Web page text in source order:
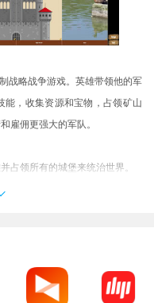
略战争游戏。英雄带领他的军
，收集资源和宝物，占领矿山
雇佣更强大的军队。
领所有的城堡来统治世界。
。 在每周开始时，军队住所
宝石，水晶，硫磺和水银等资
生产，要求英雄占领它们。 与